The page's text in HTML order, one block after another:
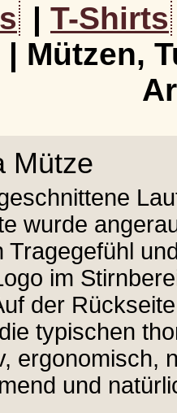
| T-Shirts
| Mützen,
Mütze
wurde
Tragegefühl
im
der
typischen
ergonomisch,
und